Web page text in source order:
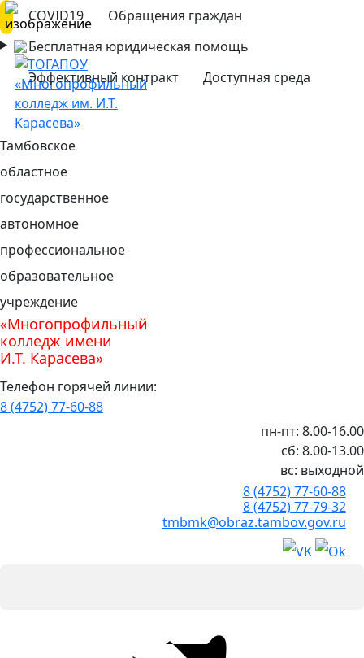
COVID19
Обращения граждан
Бесплатная юридическая помощь
Эффективный контракт
Доступная среда
Тамбовское
областное
государственное
автономное
профессиональное
образовательное
учреждение
«Многопрофильный
колледж имени
И.Т. Карасева»
Телефон горячей линии:
8 (4752) 77-60-88
пн-пт: 8.00-16.00
сб: 8.00-13.00
вс: выходной
8 (4752) 77-60-88
8 (4752) 77-79-32
tmbmk@obraz.tambov.gov.ru